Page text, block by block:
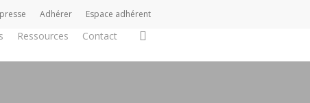
Adhérer Espace adhérent
Ressources Contact